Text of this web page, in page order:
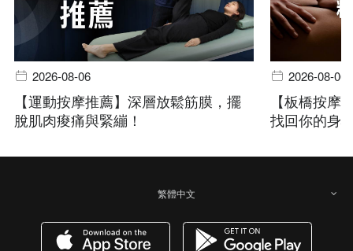
2026-08-06
【運動按摩推薦】深層放鬆筋膜，擺
脫肌肉痠痛與緊繃！
2026-08-06
【板橋按摩
找回你的身
繁體中文